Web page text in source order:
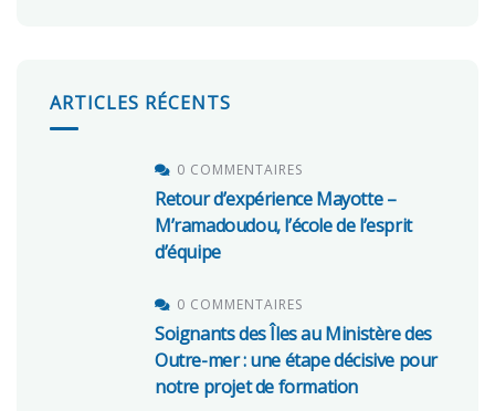
ARTICLES RÉCENTS
0 COMMENTAIRES
Retour d’expérience Mayotte –
M’ramadoudou, l’école de l’esprit
d’équipe
0 COMMENTAIRES
Soignants des Îles au Ministère des
Outre-mer : une étape décisive pour
notre projet de formation